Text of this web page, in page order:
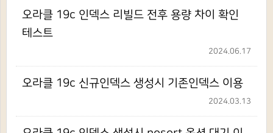
오라클 19c 인덱스 리빌드 전후 용량 차이 확인
테스트
2024.06.17
오라클 19c 신규인덱스 생성시 기존인덱스 이용
2024.03.13